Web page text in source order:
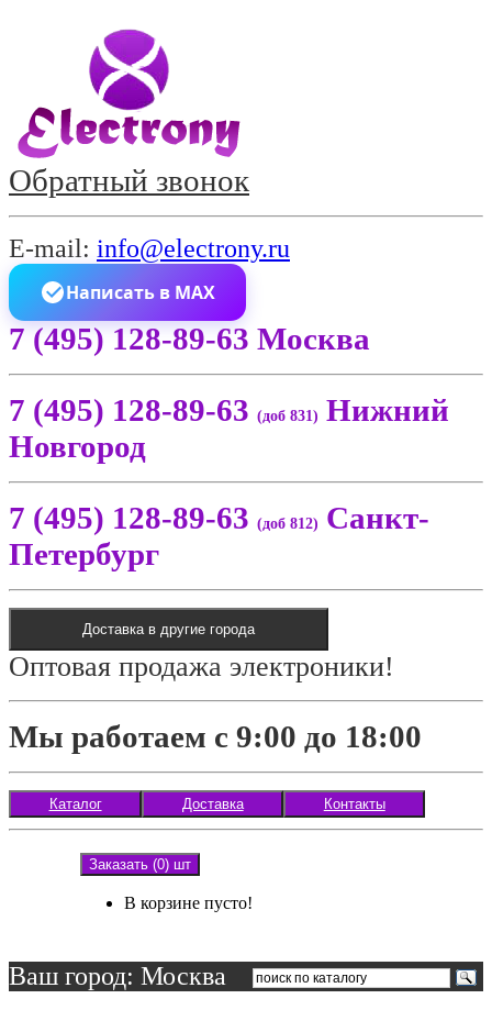
Обратный звонок
E-mail: info@electrony.ru
Написать в MAX
7 (495) 128-89-63 Москва
7 (495) 128-89-63 (доб 831) Нижний
Новгород
7 (495) 128-89-63 (доб 812) Санкт-
Петербург
Доставка в другие города
Оптовая продажа электроники!
Мы работаем с 9:00 до 18:00
Каталог Доставка Контакты
Заказать (0) шт
В корзине пусто!
Ваш город: Москва